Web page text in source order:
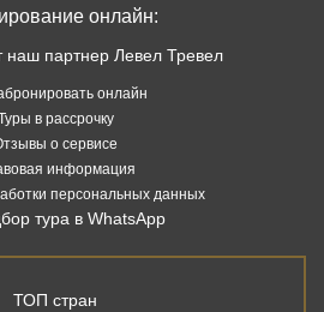
онлайн:
наш партнер Левел Тревел
онлайн
в рассрочку
о сервисе
информация
персональных данных
тура в WhatsApp
ТОП стран